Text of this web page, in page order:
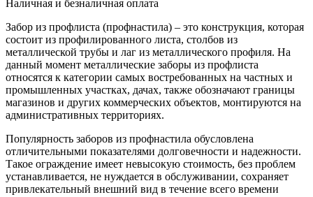
Наличная и безналичная оплата
Забор из профлиста (профнастила) – это конструкция, которая
состоит из профилированного листа, столбов из
металлической трубы и лаг из металлического профиля. На
данный момент металлические заборы из профлиста
относятся к категории самых востребованных на частных и
промышленных участках, дачах, также обозначают границы
магазинов и других коммерческих объектов, монтируются на
административных территориях.
Популярность заборов из профнастила обусловлена
отличительными показателями долговечности и надежности.
Такое ограждение имеет невысокую стоимость, без проблем
устанавливается, не нуждается в обслуживании, сохраняет
привлекательный внешний вид в течение всего времени